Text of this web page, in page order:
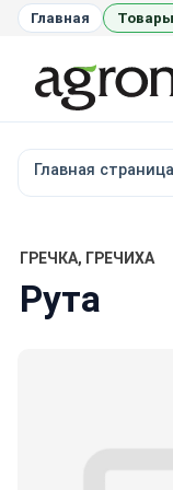
Главная Товары
Главная страница
ГРЕЧКА, ГРЕЧИХА
Рута